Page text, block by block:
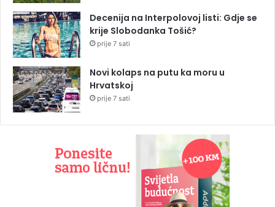
Decenija na Interpolovoj listi: Gdje se
krije Slobodanka Tošić?
prije 7 sati
Novi kolaps na putu ka moru u
Hrvatskoj
prije 7 sati